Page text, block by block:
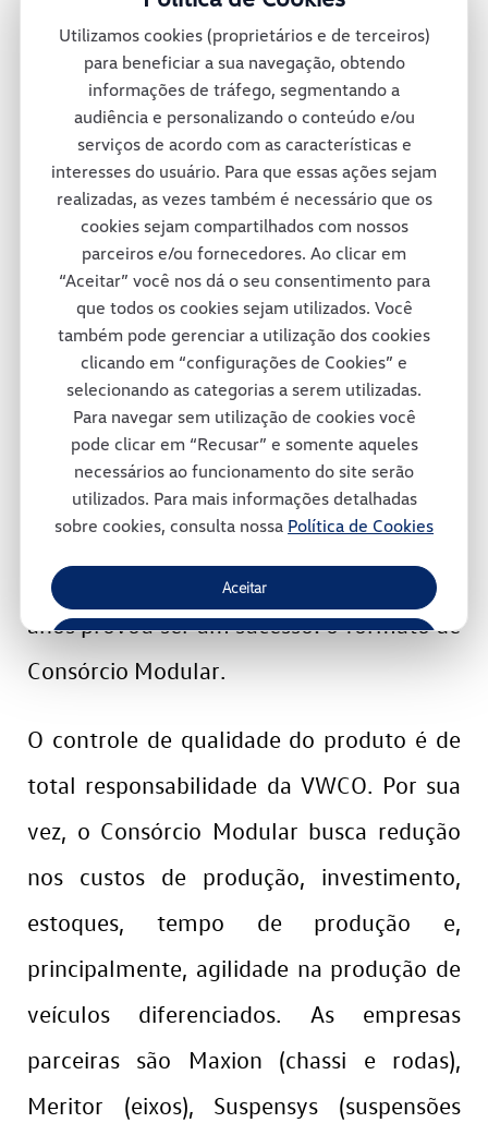
Utilizamos cookies (proprietários e de terceiros)
para beneficiar a sua navegação, obtendo
informações de tráfego, segmentando a
audiência e personalizando o conteúdo e/ou
serviços de acordo com as características e
interesses do usuário. Para que essas ações sejam
realizadas, as vezes também é necessário que os
cookies sejam compartilhados com nossos
parceiros e/ou fornecedores. Ao clicar em
“Aceitar” você nos dá o seu consentimento para
que todos os cookies sejam utilizados. Você
também pode gerenciar a utilização dos cookies
clicando em “configurações de Cookies” e
selecionando as categorias a serem utilizadas.
Para navegar sem utilização de cookies você
pode clicar em “Recusar” e somente aqueles
necessários ao funcionamento do site serão
utilizados. Para mais informações detalhadas
sobre cookies, consulta nossa Política de Cookies
Aceitar
Recusar
montadora oferece mais de 30 diferentes
veículos no México e conta também com
uma rede de concessionárias para dar
suporte total a seus clientes pelas ruas e
estradas mexicanas.
Consórcio Modular
A fábrica da Volkswagen Caminhões e
Ônibus em Resende adotou um projeto
inovador em termos de tecnologia e de
respeito ao colaborador e ao meio-
ambiente. Trata-se de um modelo
inovador de gestão e que, ao longo dos
anos provou ser um sucesso: o formato de
Consórcio Modular.
O controle de qualidade do produto é de
total responsabilidade da VWCO. Por sua
vez, o Consórcio Modular busca redução
nos custos de produção, investimento,
estoques, tempo de produção e,
principalmente, agilidade na produção de
veículos diferenciados. As empresas
parceiras são Maxion (chassi e rodas),
Meritor (eixos), Suspensys (suspensões